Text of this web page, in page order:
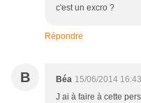
c'est un excro ?
Répondre
B Béa 15/06/2014 16:43
J ai à faire à cette